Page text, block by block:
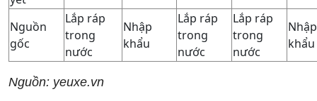
Nguồn
gốc
Lắp ráp
trong
nước
Nhập
khẩu
Lắp ráp
trong
nước
Lắp ráp
trong
nước
Nhập
khẩu
Nguồn: yeuxe.vn